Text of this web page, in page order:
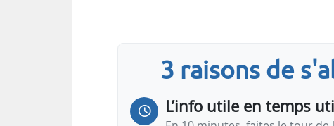
• TotalEnergies acquerra une
3 raisons de
L’info utile en temps